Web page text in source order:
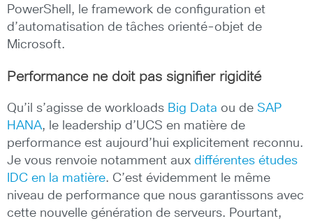
PowerShell, le framework de configuration et
d’automatisation de tâches orienté-objet de
Microsoft.
Performance ne doit pas signifier rigidité
Qu’il s’agisse de workloads Big Data ou de SAP
HANA, le leadership d’UCS en matière de
performance est aujourd’hui explicitement reconnu.
Je vous renvoie notamment aux différentes études
IDC en la matière. C’est évidemment le même
niveau de performance que nous garantissons avec
cette nouvelle génération de serveurs. Pourtant,